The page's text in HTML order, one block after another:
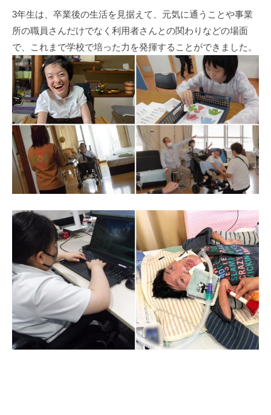
3年生は、卒業後の生活を見据えて、元気に通うことや事業
所の職員さんだけでなく利用者さんとの関わりなどの場面
で、これまで学校で培った力を発揮することができました。